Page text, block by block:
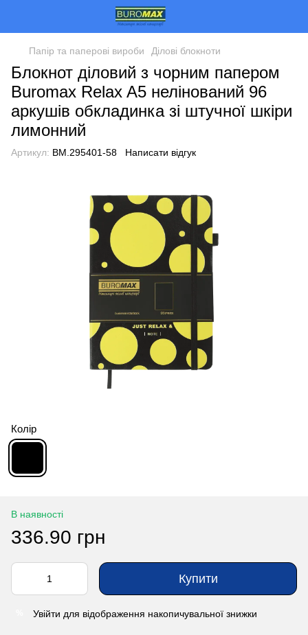
Папір та паперові вироби Ділові блокноти
Блокнот діловий з чорним папером
Buromax Relax A5 нелінований 96
аркушів обкладинка зі штучної шкіри
лимонний
Артикул: BM.295401-58 Написати відгук
Колір
В наявності
336.90 грн
Купити
Увійти для відображення накопичувальної знижки